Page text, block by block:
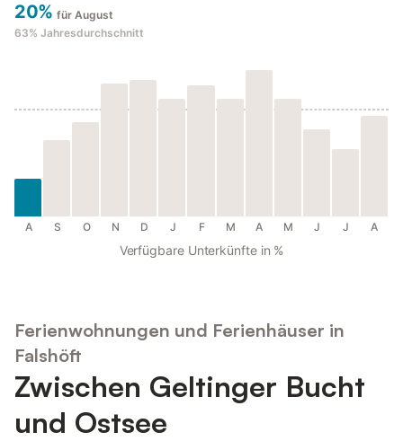
20% für August
63% Jahresdurchschnitt
A S O N D J F M A M J J A
Verfügbare Unterkünfte in %
Ferienwohnungen und Ferienhäuser in
Falshöft
Zwischen Geltinger Bucht
und Ostsee